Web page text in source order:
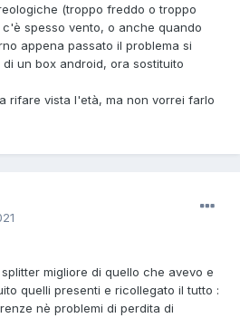
(troppo freddo o troppo
spesso vento, o anche quando
appena passato il problema si
un box android, ora sostituito
rifare vista l'età, ma non vorrei farlo
migliore di quello che avevo e
quelli presenti e ricollegato il tutto :
nè problemi di perdita di